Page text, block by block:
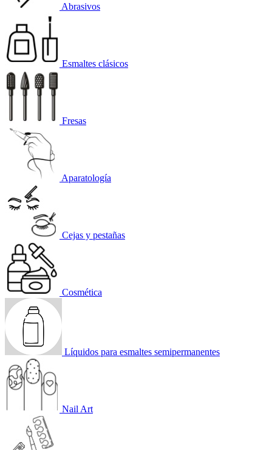
Abrasivos
Esmaltes clásicos
Fresas
Aparatología
Cejas y pestañas
Cosmética
Líquidos para esmaltes semipermanentes
Nail Art